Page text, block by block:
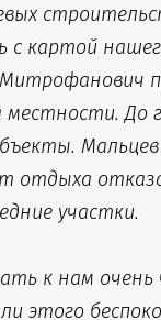
с картой
местности. До
отдыха
участки.
к нам очень
этого